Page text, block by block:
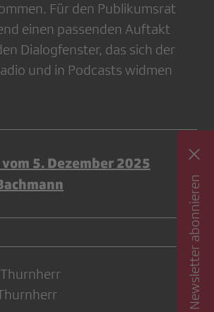
Für den Publikumsrat
einen passenden Auftakt
Dialogfenster, das sich der
und in Podcasts widmen
5. Dezember 2025
Newsletter abonnieren